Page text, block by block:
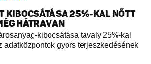
KIBOCSÁTÁSA 25%-KAL NŐTT
HÁTRAVAN
kibocsátása tavaly 25%-kal
adatközpontok gyors terjeszkedésének